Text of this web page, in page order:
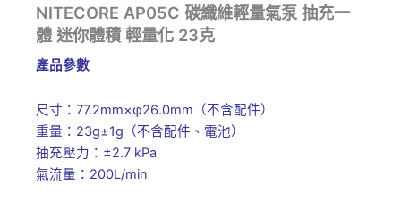
NITECORE AP05C 碳纖維輕量氣泵 抽充一
體 迷你體積 輕量化 23克
產品參數
尺寸：77.2mm×φ26.0mm（不含配件）
重量：23g±1g（不含配件、電池）
抽充壓力：±2.7 kPa
氣流量：200L/min